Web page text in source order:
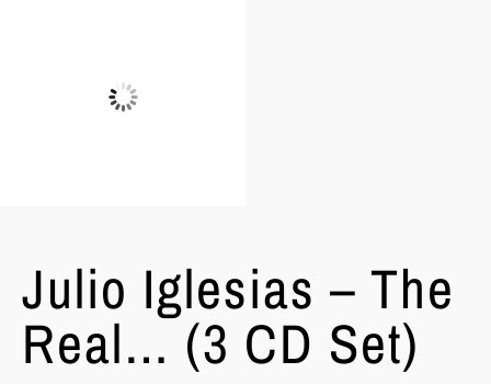
Julio Iglesias – The
Real… (3 CD Set)